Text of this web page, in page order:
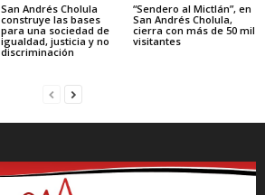
San Andrés Cholula
construye las bases
para una sociedad de
igualdad, justicia y no
discriminación
“Sendero al Mictlán”, en
San Andrés Cholula,
cierra con más de 50 mil
visitantes